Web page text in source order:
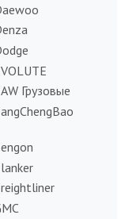
Грузовые